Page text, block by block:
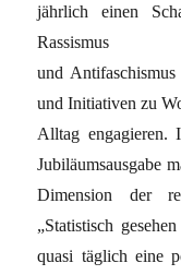
jährlich einen
Rassismus
und
und Initiativen zu
Alltag engagieren.
Jubiläumsausgabe
Dimension der
„Statistisch
quasi täglich eine